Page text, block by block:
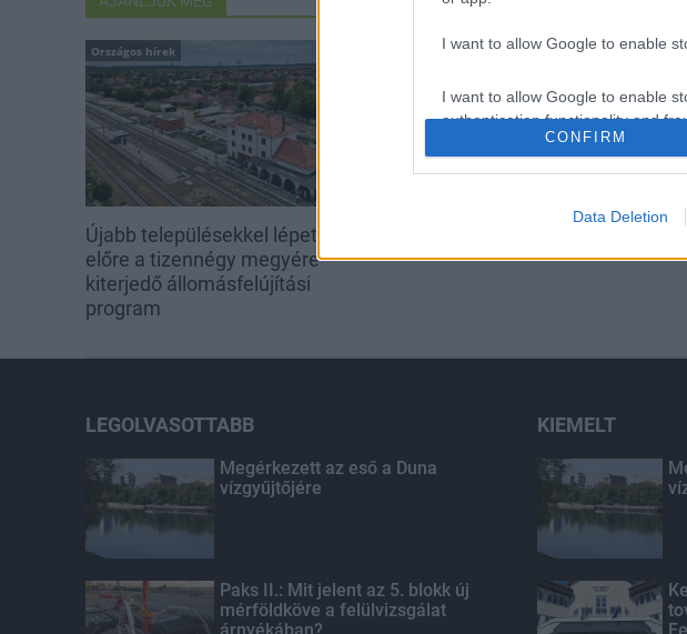
I want to allow Google to enable
I want to allow Google to enable
authentication functionality and
CONFIRM
Data Deletion
Országos hírek
Újabb településekkel lépett
előre a tizennégy megyére
kiterjedő állomásfelújítási
program
LEGOLVASOTTABB
Megérkezett az eső a Duna
vízgyűjtőjére
Paks II.: Mit jelent az 5. blokk új
mérföldköve a felülvizsgálat
KIEMELT